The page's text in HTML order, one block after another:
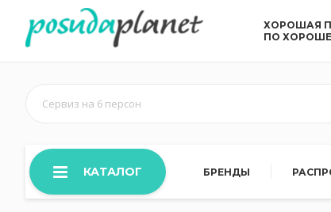
ХОРОШАЯ
ПО
Сервиз на 6 персон
КАТАЛОГ БРЕНДЫ